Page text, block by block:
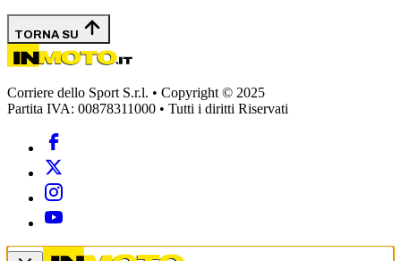
TORNA SU
Corriere dello Sport S.r.l. • Copyright © 2025
Partita IVA: 00878311000 • Tutti i diritti Riservati